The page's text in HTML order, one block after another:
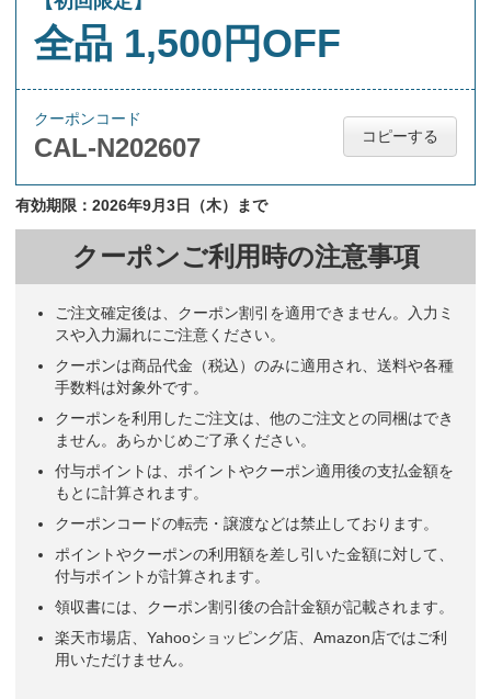
全品 1,500円OFF
クーポンコード
CAL-N202607 コピーする
有効期限：2026年9月3日（木）まで
クーポンご利用時の注意事項
ご注文確定後は、クーポン割引を適用できません。入力ミ
スや入力漏れにご注意ください。
クーポンは商品代金（税込）のみに適用され、送料や各種
手数料は対象外です。
クーポンを利用したご注文は、他のご注文との同梱はでき
ません。あらかじめご了承ください。
付与ポイントは、ポイントやクーポン適用後の支払金額を
もとに計算されます。
クーポンコードの転売・譲渡などは禁止しております。
ポイントやクーポンの利用額を差し引いた金額に対して、
付与ポイントが計算されます。
領収書には、クーポン割引後の合計金額が記載されます。
楽天市場店、Yahooショッピング店、Amazon店ではご利
用いただけません。